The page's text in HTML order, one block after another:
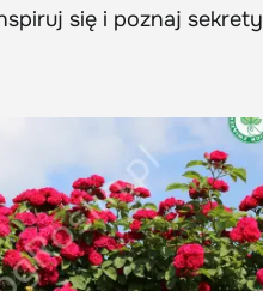
się i poznaj sekrety